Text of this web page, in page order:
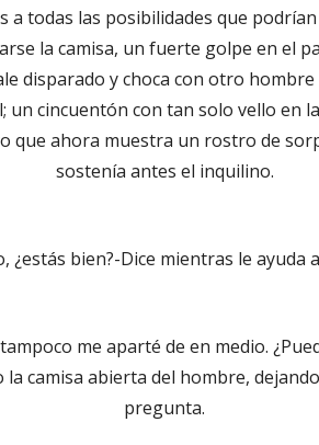
a todas las posibilidades que
la camisa, un fuerte golpe en el
disparado y choca con otro
un cincuentón con tan solo vello en
que ahora muestra un rostro de
sostenía antes el inquilino.
¿estás bien?-Dice mientras le ayuda
me aparté de en medio.
camisa abierta del hombre,
pregunta.